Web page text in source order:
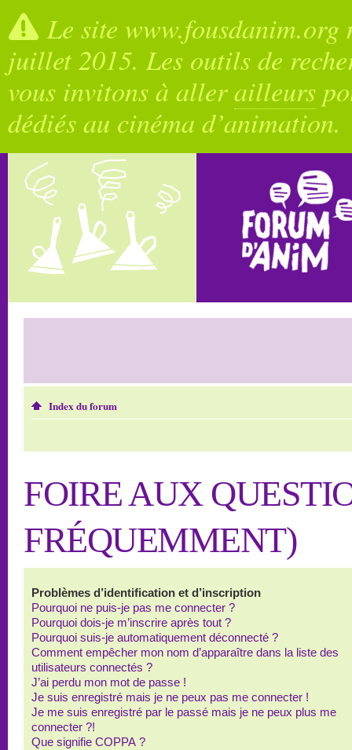
Le site
juillet 2015. Les outils de
vous invitons à allerailleurs
dédiés au cinéma d’animation.
Index du forum
FOIRE AUX
FRÉQUEMMENT)
Problèmes d’identification et d’inscription
Pourquoi ne puis-je pas me connecter ?
Pourquoi dois-je m’inscrire après tout ?
Pourquoi suis-je automatiquement déconnecté ?
Comment empêcher mon nom d’apparaître dans la liste des
utilisateurs connectés ?
J’ai perdu mon mot de passe !
Je suis enregistré mais je ne peux pas me connecter !
Je me suis enregistré par le passé mais je ne peux plus me
connecter ?!
Que signifie COPPA ?